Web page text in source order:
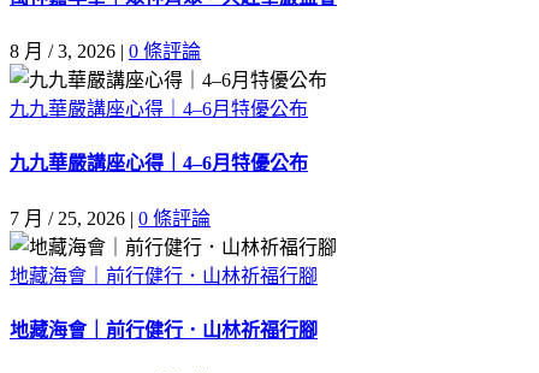
8 月 / 3, 2026 | 0 條評論
九九華嚴講座心得｜4–6月特優公布
九九華嚴講座心得｜4–6月特優公布
7 月 / 25, 2026 | 0 條評論
地藏海會｜前行健行．山林祈福行腳
地藏海會｜前行健行．山林祈福行腳